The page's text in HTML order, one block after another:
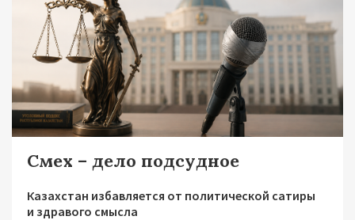
Смех – дело подсудное
Казахстан избавляется от политической сатиры
и здравого смысла